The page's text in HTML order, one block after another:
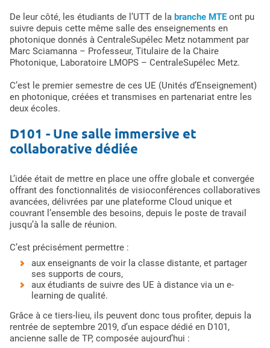
De leur côté, les étudiants de l’UTT de la branche MTE ont pu
suivre depuis cette même salle des enseignements en
photonique donnés à CentraleSupélec Metz notamment par
Marc Sciamanna – Professeur, Titulaire de la Chaire
Photonique, Laboratoire LMOPS – CentraleSupélec Metz.
C’est le premier semestre de ces UE (Unités d’Enseignement)
en photonique, créées et transmises en partenariat entre les
deux écoles.
D101 - Une salle immersive et
collaborative dédiée
L’idée était de mettre en place une offre globale et convergée
offrant des fonctionnalités de visioconférences collaboratives
avancées, délivrées par une plateforme Cloud unique et
couvrant l’ensemble des besoins, depuis le poste de travail
jusqu’à la salle de réunion.
C’est précisément permettre :
aux enseignants de voir la classe distante, et partager
ses supports de cours,
aux étudiants de suivre des UE à distance via un e-
learning de qualité.
Grâce à ce tiers-lieu, ils peuvent donc tous profiter, depuis la
rentrée de septembre 2019, d’un espace dédié en D101,
ancienne salle de TP, composée aujourd’hui :